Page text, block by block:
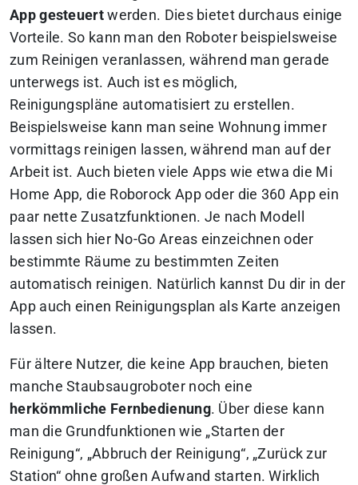
App gesteuertwerden. Dies bietet durchaus einige
Vorteile. So kann man den Roboter beispielsweise
zum Reinigen veranlassen, während man gerade
unterwegs ist. Auch ist es möglich,
Reinigungspläne automatisiert zu erstellen.
Beispielsweise kann man seine Wohnung immer
vormittags reinigen lassen, während man auf der
Arbeit ist. Auch bieten viele Apps wie etwa die Mi
Home App, die Roborock App oder die 360 App ein
paar nette Zusatzfunktionen. Je nach Modell
lassen sich hier No-Go Areas einzeichnen oder
bestimmte Räume zu bestimmten Zeiten
automatisch reinigen. Natürlich kannst Du dir in der
App auch einen Reinigungsplan als Karte anzeigen
lassen.
Für ältere Nutzer, die keine App brauchen, bieten
manche Staubsaugroboter noch eine
herkömmliche Fernbedienung. Über diese kann
man die Grundfunktionen wie „Starten der
Reinigung“, „Abbruch der Reinigung“, „Zurück zur
Station“ ohne großen Aufwand starten. Wirklich